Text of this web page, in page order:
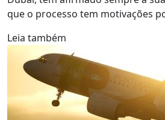
que o processo tem motivações
Leia também